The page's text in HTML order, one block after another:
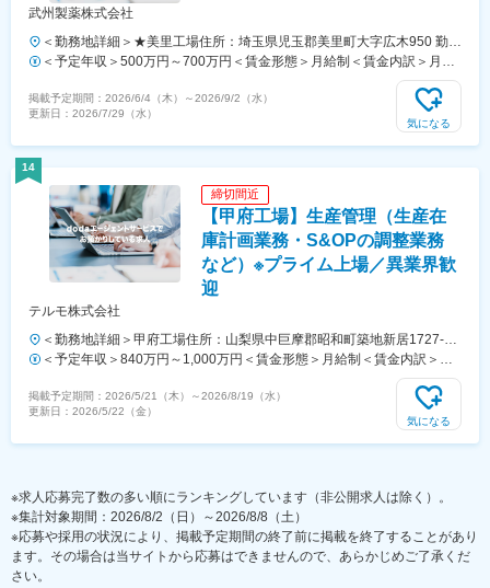
武州製薬株式会社
＜勤務地詳細＞★美里工場住所：埼玉県児玉郡美里町大字広木950 勤務
地最寄駅：JR八高線／児玉駅受動喫煙対策：屋内全面禁煙変更の範
＜予定年収＞500万円～700万円＜賃金形態＞月給制＜賃金内訳＞月額
（基本給）：250,000円～400,000円＜月給＞250,000円～400,000円＜
昇給有無＞有＜残業手当＞有＜給与補足＞給与詳細は現職（前職）での
年収・経験に応じて決定します。■昇給：有■賞与：年2回（7月、12
掲載予定期間： 2026/6/4（木） ～2026/9/2（水）
更新日： 2026/7/29（水）
気になる
14
締切間近
【甲府工場】生産管理（生産在
庫計画業務・S&OPの調整業務
など）※プライム上場／異業界歓
迎
テルモ株式会社
＜勤務地詳細＞甲府工場住所：山梨県中巨摩郡昭和町築地新居1727-1
勤務地最寄駅：JR中央本線／甲府駅受動喫煙対策：屋内全面禁煙変更
＜予定年収＞840万円～1,000万円＜賃金形態＞月給制＜賃金内訳＞月
額（基本給）：414,000円～534,000円＜月給＞414,000円～534,000円
＜昇給有無＞有＜残業手当＞有＜給与補足＞※年収は経験・能力等を考
慮し、同社規定により決定■賞与：年2回■昇給・昇格：年1回■職位：主
掲載予定期間： 2026/5/21（木） ～2026/8/19（水）
更新日： 2026/5/22（金）
気になる
※求人応募完了数の多い順にランキングしています（非公開求人は除く）。
※集計対象期間：2026/8/2（日）～2026/8/8（土）
※応募や採用の状況により、掲載予定期間の終了前に掲載を終了することがあり
ます。その場合は当サイトから応募はできませんので、あらかじめご了承くだ
さい。